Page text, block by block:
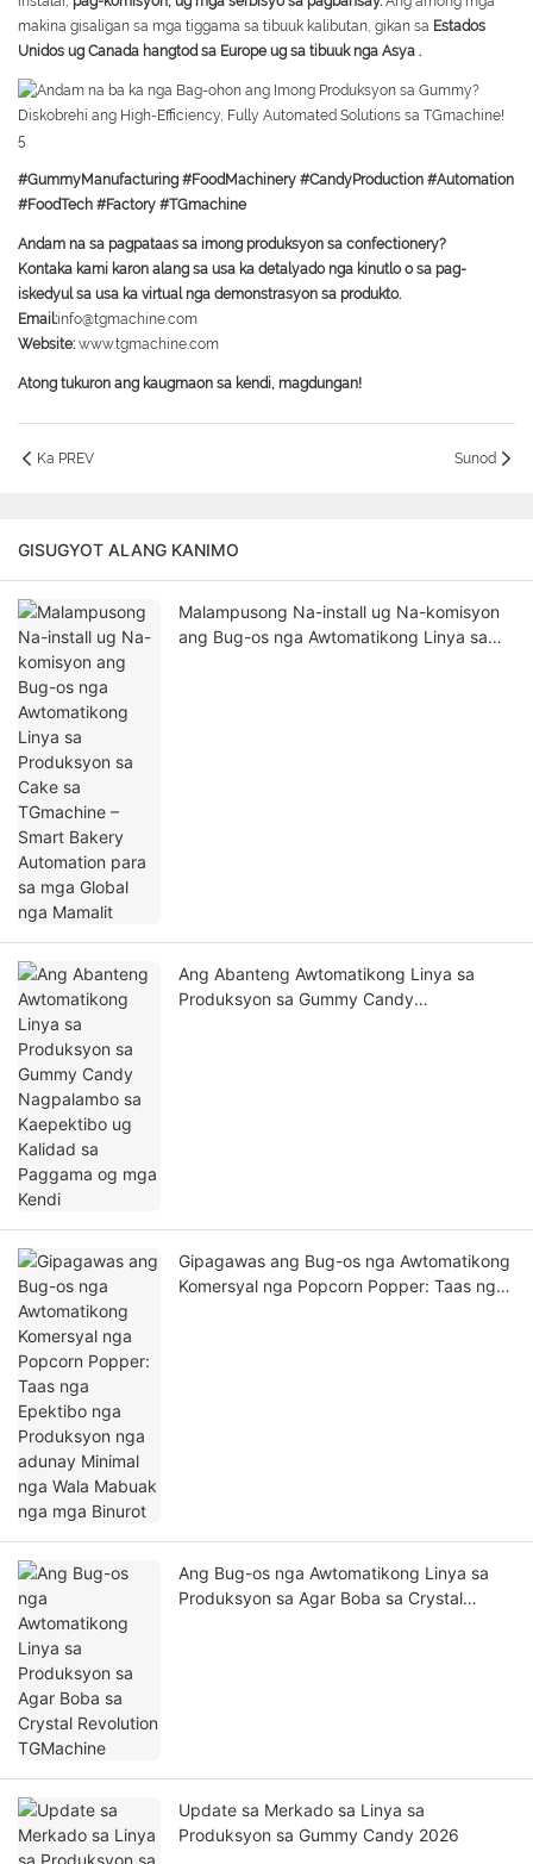
makina gisaligan sa mga tiggama sa tibuuk kalibutan, gikan sa Estados
Unidos ug Canada hangtod sa Europe ug sa tibuuk nga Asya .
#GummyManufacturing #FoodMachinery #CandyProduction #Automation
#FoodTech #Factory #TGmachine
Andam na sa pagpataas sa imong produksyon sa confectionery?
Kontaka kami karon alang sa usa ka detalyado nga kinutlo o sa pag-
iskedyul sa usa ka virtual nga demonstrasyon sa produkto.
Email:info@tgmachine.com
Website: www.tgmachine.com
Atong tukuron ang kaugmaon sa kendi, magdungan!
Ka PREV Sunod
GISUGYOT ALANG KANIMO
Malampusong Na-install ug Na-komisyon
ang Bug-os nga Awtomatikong Linya sa
Ang Abanteng Awtomatikong Linya sa
Produksyon sa Gummy Candy
Gipagawas ang Bug-os nga Awtomatikong
Komersyal nga Popcorn Popper: Taas nga
Ang Bug-os nga Awtomatikong Linya sa
Produksyon sa Agar Boba sa Crystal
Update sa Merkado sa Linya sa
Produksyon sa Gummy Candy 2026